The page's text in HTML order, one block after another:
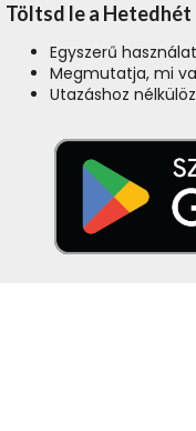
Töltsd le a
Egyszerű használat
Megmutatja, mi
Utazáshoz